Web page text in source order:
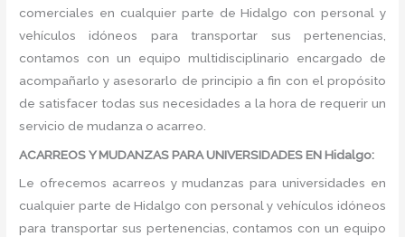
comerciales en cualquier parte de Hidalgo con personal y
vehículos idóneos para transportar sus pertenencias,
contamos con un equipo multidisciplinario encargado de
acompañarlo y asesorarlo de principio a fin con el propósito
de satisfacer todas sus necesidades a la hora de requerir un
servicio de mudanza o acarreo.
ACARREOS Y MUDANZAS PARA UNIVERSIDADES EN Hidalgo:
Le ofrecemos acarreos y mudanzas para universidades en
cualquier parte de Hidalgo con personal y vehículos idóneos
para transportar sus pertenencias, contamos con un equipo